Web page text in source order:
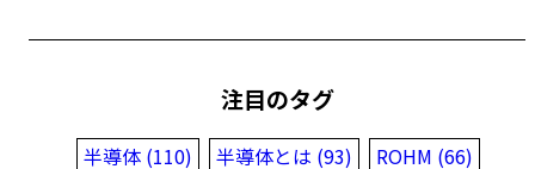
注目のタグ
半導体 (110) 半導体とは (93)
ROHM (66)